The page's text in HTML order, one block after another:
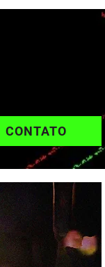
CONTATO